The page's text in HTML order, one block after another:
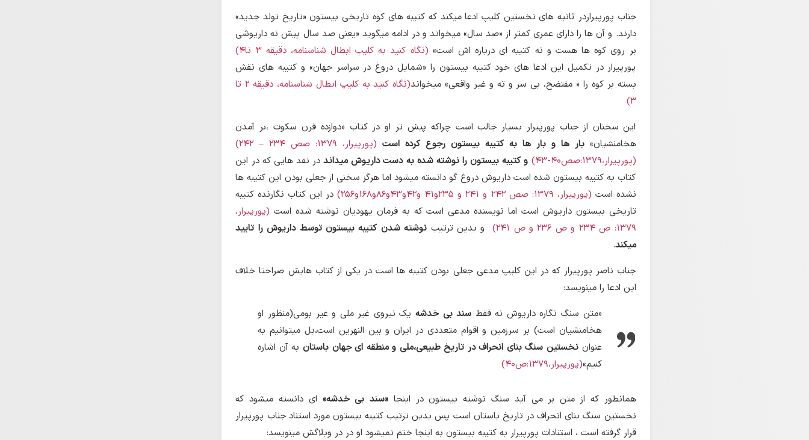
جناب پورپیراردر ثانیه های نخستین کلیپ ادعا میکند که کتیبه های کوه تاریخی بیستون «تاریخ تولد جدید»
دارند. و آن ها را دارای عمری کمتر از «صد سال» میخواند و در ادامه میگوید «یعنی صد سال پیش نه داریوشی
بر روی کوه ها هست و نه کتیبه ای درباره اش است» (نگاه کنید به کلیپ ابطال شناسنامه، دقیقه 3 تا4)
پورپیرار در تکمیل این ادعا های خود کتیبه بیستون را «شمایل دروغ در سراسر جهان» و کتیبه های نقش
بسته بر کوه را « مفتضح، بی سر و ته و غیر واقعی» میخواند
(نگاه کنید به کلیپ ابطال شناسنامه، دقیقه 2 تا
3)
این سخنان از جناب پورپیرار بسیار جالب است چراکه پیش تر او در کتاب «دوازده قرن سکوت ،بر آمدن
هخامنشیان»بار ها و بار ها به کتیبه بیستون رجوع کرده است
(پورپیرار، 1379: صص 234 – 242)
(پورپیرار،1379:صص40-43)
و کتیبه بیستون را نوشته شده به دست داریوش میداند در نقد هایی که در این
کتاب به کتیبه بیستون شده است داریوش دروغ گو دانسته میشود اما هرگز سخنی از جعلی بودن این کتیبه ها
نشده است (پورپیرار، 1379: صص 242 و 241 و 235و41 و42و43و86و168و256)
در این کتاب نگارنده کتیبه
تاریخی بیستون داریوش است اما نویسنده مدعی است که به فرمان یهودیان نوشته شده است (پورپیرار،
1379: ص 234 و ص 236 و ص 241)
و بدین ترتیب نوشته شدن کتیبه بیستون توسط داریوش را تایید
میکند.
جناب ناصر پورپیرار که در این کلیپ مدعی جعلی بودن کتیبه ها است در یکی از کتاب هایش صراحتا خلاف
این ادعا را مینویسد:
«متن سنگ نگاره داریوش نه فقط سند بی خدشه یک نیروی غیر ملی و غیر بومی(منظور او
هخامنشیان است) بر سرزمین و اقوام متعددی در ایران و بین النهرین است،بل میتوانیم به
عنواننخستین سنگ بنای انحراف در تاریخ طبیعی،ملی و منطقه ای جهان باستان به آن اشاره
کنیم»(پورپیرار،1379:ص40)
همانطور که از متن بر می آید سنگ نوشته بیستون در اینجا «سند بی خدشه» ای دانسته میشود که
نخستین سنگ بنای انحراف در تاریخ باستان است پس بدین ترتیب کتیبه بیستون مورد استناد جناب پورپیرار
قرار گرفته است ، استنادات پورپیرار به کتیبه بیستون به اینجا ختم نمیشود او در در وبلاگش مینویسد: